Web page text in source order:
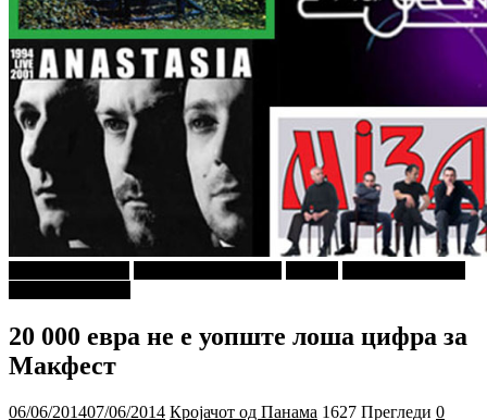
20 000 евра не е уопште лоша цифра за
Макфест
06/06/201407/06/2014 Кројачот од Панама 1627 Прегледи 0